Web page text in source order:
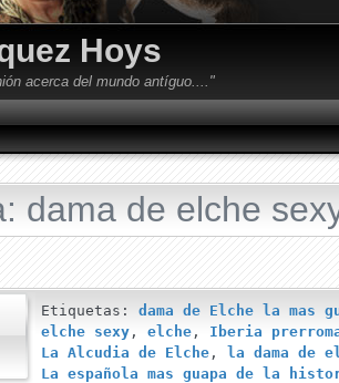
Hoys
acerca del mundo antíguo...."
dama de elche
Etiquetas: dama de Elche la mas
elche sexy, elche, Iberia
La Alcudia de Elche,
la dama de
La española mas guapa de la